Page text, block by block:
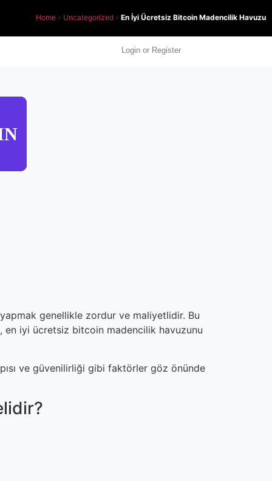
Home » Uncategorized » En İyi Ücretsiz Bitcoin Madencilik Havuzu
Login or Register
genellikle zordur ve maliyetlidir. Bu
en iyi ücretsiz bitcoin madencilik havuzunu
ve güvenilirliği gibi faktörler göz önünde